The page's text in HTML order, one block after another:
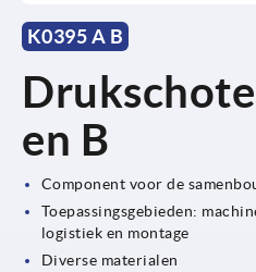
K0395 A B
en B
Component voor de
Toepassingsgebieden:
logistiek en montage
Diverse materialen